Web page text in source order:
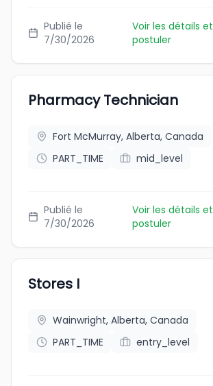
Publié le
7/30/2026
Voir les détails et
postuler
Pharmacy Technician
Fort McMurray, Alberta, Canada
PART_TIME
mid_level
Publié le
7/30/2026
Voir les détails et
postuler
Stores I
Wainwright, Alberta, Canada
PART_TIME
entry_level